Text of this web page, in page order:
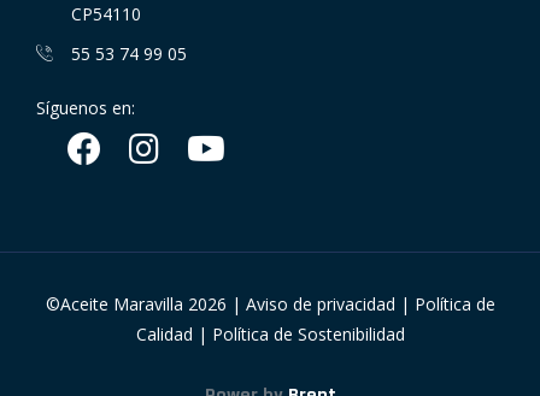
CP54110
55 53 74 99 05
Síguenos en:
©Aceite Maravilla 2026 | Aviso de privacidad | Política de
Calidad | Política de Sostenibilidad